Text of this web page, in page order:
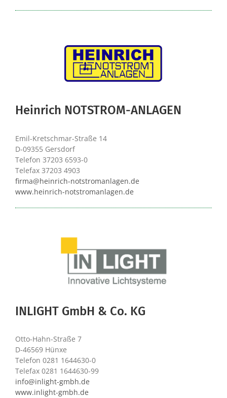
Heinrich NOTSTROM-ANLAGEN
Emil-Kretschmar-Straße 14
D-09355 Gersdorf
Telefon 37203 6593-0
Telefax 37203 4903
firma@heinrich-notstromanlagen.de
www.heinrich-notstromanlagen.de
INLIGHT GmbH & Co. KG
Otto-Hahn-Straße 7
D-46569 Hünxe
Telefon 0281 1644630-0
Telefax 0281 1644630-99
info@inlight-gmbh.de
www.inlight-gmbh.de